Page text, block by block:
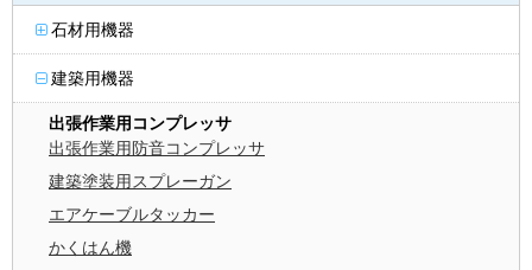
石材用機器
建築用機器
出張作業用コンプレッサ
出張作業用防音コンプレッサ
建築塗装用スプレーガン
エアケーブルタッカー
かくはん機